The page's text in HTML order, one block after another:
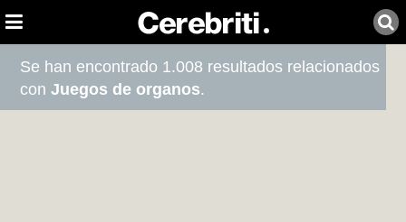
Se han encontrado 1.008 resultados relacionados
conJuegos de organos.